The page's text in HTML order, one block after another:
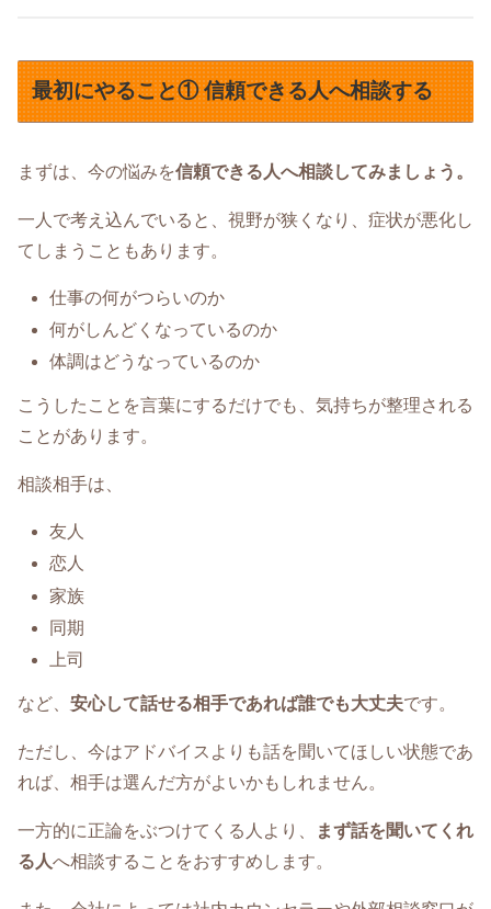
最初にやること① 信頼できる人へ相談する
まずは、今の悩みを信頼できる人へ相談してみましょう。
一人で考え込んでいると、視野が狭くなり、症状が悪化し
てしまうこともあります。
仕事の何がつらいのか
何がしんどくなっているのか
体調はどうなっているのか
こうしたことを言葉にするだけでも、気持ちが整理される
ことがあります。
相談相手は、
友人
恋人
家族
同期
上司
など、 安心して話せる相手であれば誰でも大丈夫です。
ただし、今はアドバイスよりも話を聞いてほしい状態であ
れば、相手は選んだ方がよいかもしれません。
一方的に正論をぶつけてくる人より、
まず話を聞いてくれ
る人へ相談することをおすすめします。